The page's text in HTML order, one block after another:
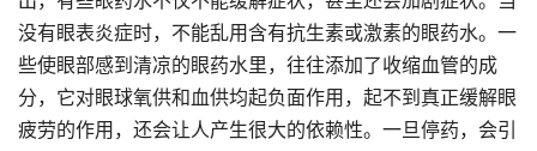
没有眼表炎症时，不能乱用含有抗生素或激素的眼药水。一
些使眼部感到清凉的眼药水里，往往添加了收缩血管的成
分，它对眼球氧供和血供均起负面作用，起不到真正缓解眼
疲劳的作用，还会让人产生很大的依赖性。一旦停药，会引